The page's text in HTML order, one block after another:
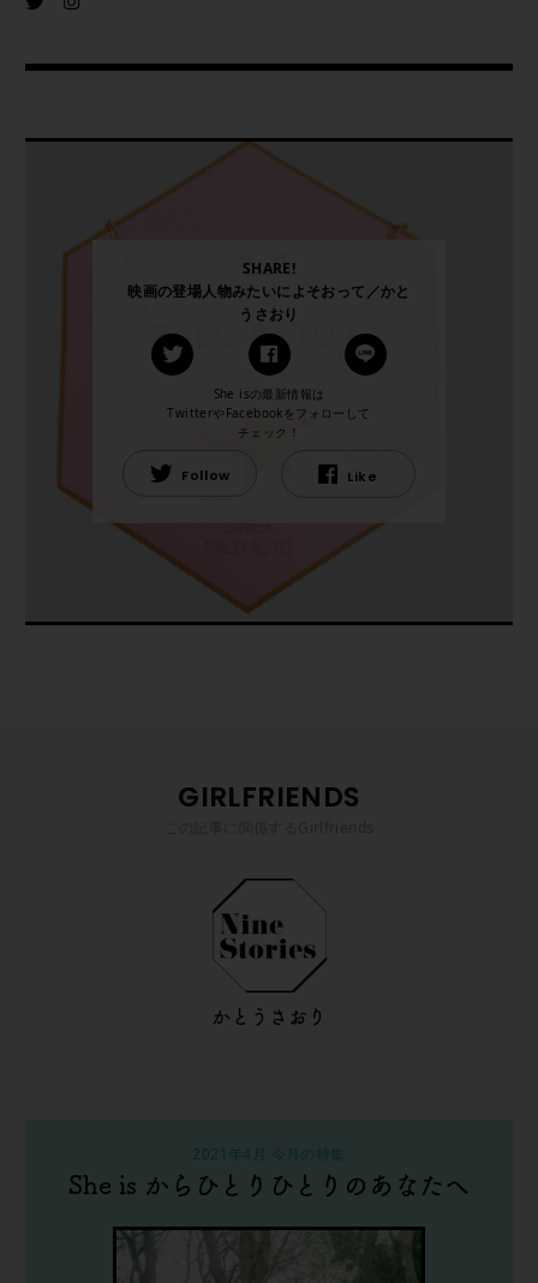
SHARE!
映画の登場人物みたいによそおって／かと
うさおり
She isの最新情報は
TwitterやFacebookをフォローして
チェック！
Follow Like
GIRLFRIENDS
かとうさおり
2021年4月 今月の特集
She is からひとりひとりのあなたへ